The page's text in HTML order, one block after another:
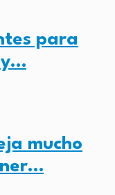
para
y…
mucho